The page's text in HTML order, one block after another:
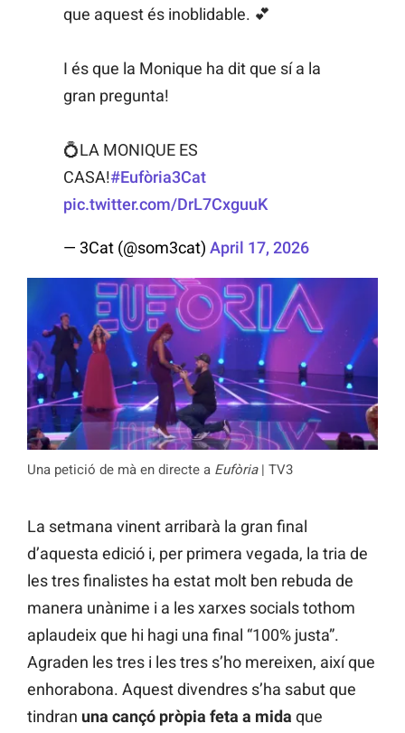
que aquest és inoblidable. 💕
I és que la Monique ha dit que sí a la
gran pregunta!
💍LA MONIQUE ES
CASA!#Eufòria3Cat
pic.twitter.com/DrL7CxguuK
— 3Cat (@som3cat) April 17, 2026
Una petició de mà en directe a Eufòria| TV3
La setmana vinent arribarà la gran final
d’aquesta edició i, per primera vegada, la tria de
les tres finalistes ha estat molt ben rebuda de
manera unànime i a les xarxes socials tothom
aplaudeix que hi hagi una final “100% justa”.
Agraden les tres i les tres s’ho mereixen, així que
enhorabona. Aquest divendres s’ha sabut que
tindran una cançó pròpia feta a mida que